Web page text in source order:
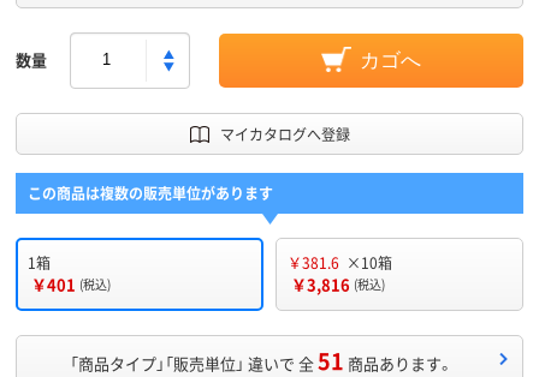
数量 カゴへ
マイカタログへ登録
この商品は複数の販売単位があります
1箱
￥401 (税込)
￥381.6 ×10箱
￥3,816 (税込)
「商品タイプ」「販売単位」 違いで 全51 商品あります。